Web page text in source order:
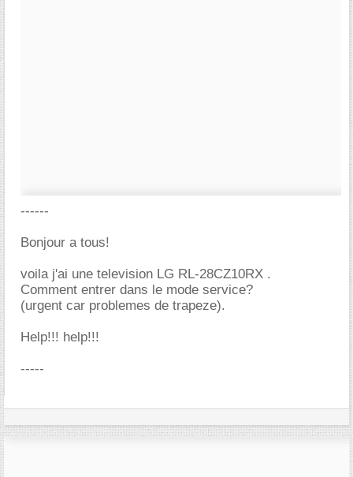
------
Bonjour a tous!
voila j'ai une television LG RL-28CZ10RX .
Comment entrer dans le mode service?
(urgent car problemes de trapeze).
Help!!! help!!!
-----